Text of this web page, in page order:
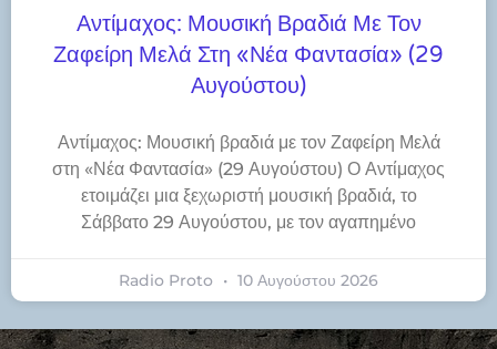
Αντίμαχος: Μουσική Βραδιά Με Τον
Ζαφείρη Μελά Στη «Νέα Φαντασία» (29
Αυγούστου)
Αντίμαχος: Μουσική βραδιά με τον Ζαφείρη Μελά
στη «Νέα Φαντασία» (29 Αυγούστου) Ο Αντίμαχος
ετοιμάζει μια ξεχωριστή μουσική βραδιά, το
Σάββατο 29 Αυγούστου, με τον αγαπημένο
Radio Proto 10 Αυγούστου 2026